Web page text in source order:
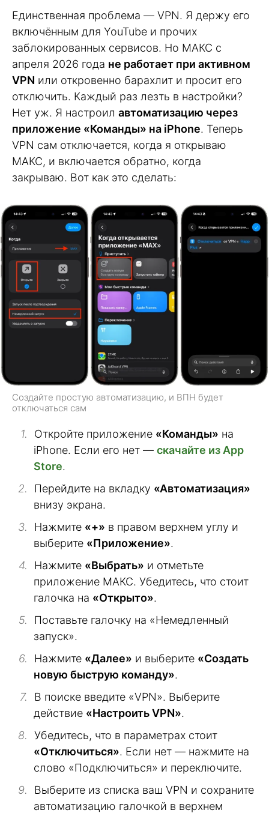
Единственная проблема — VPN. Я держу его
включённым для YouTube и прочих
заблокированных сервисов. Но МАКС с
апреля 2026 года не работает при активном
VPN или откровенно барахлит и просит его
отключить. Каждый раз лезть в настройки?
Нет уж. Я настроил автоматизацию через
приложение «Команды» на iPhone. Теперь
VPN сам отключается, когда я открываю
МАКС, и включается обратно, когда
закрываю. Вот как это сделать:
Создайте простую автоматизацию, и ВПН будет
отключаться сам
Откройте приложение «Команды» на
iPhone. Если его нет — скачайте из App
Store.
Перейдите на вкладку «Автоматизация»
внизу экрана.
Нажмите «+» в правом верхнем углу и
выберите «Приложение».
Нажмите «Выбрать» и отметьте
приложение МАКС. Убедитесь, что стоит
галочка на «Открыто».
Поставьте галочку на «Немедленный
запуск».
Нажмите «Далее» и выберите «Создать
новую быструю команду».
В поиске введите «VPN». Выберите
действие «Настроить VPN».
Убедитесь, что в параметрах стоит
«Отключиться». Если нет — нажмите на
слово «Подключиться» и переключите.
Выберите из списка ваш VPN и сохраните
автоматизацию галочкой в верхнем